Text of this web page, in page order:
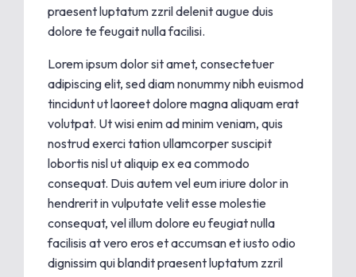
praesent luptatum zzril delenit augue duis
dolore te feugait nulla facilisi.
Lorem ipsum dolor sit amet, consectetuer
adipiscing elit, sed diam nonummy nibh euismod
tincidunt ut laoreet dolore magna aliquam erat
volutpat. Ut wisi enim ad minim veniam, quis
nostrud exerci tation ullamcorper suscipit
lobortis nisl ut aliquip ex ea commodo
consequat. Duis autem vel eum iriure dolor in
hendrerit in vulputate velit esse molestie
consequat, vel illum dolore eu feugiat nulla
facilisis at vero eros et accumsan et iusto odio
dignissim qui blandit praesent luptatum zzril